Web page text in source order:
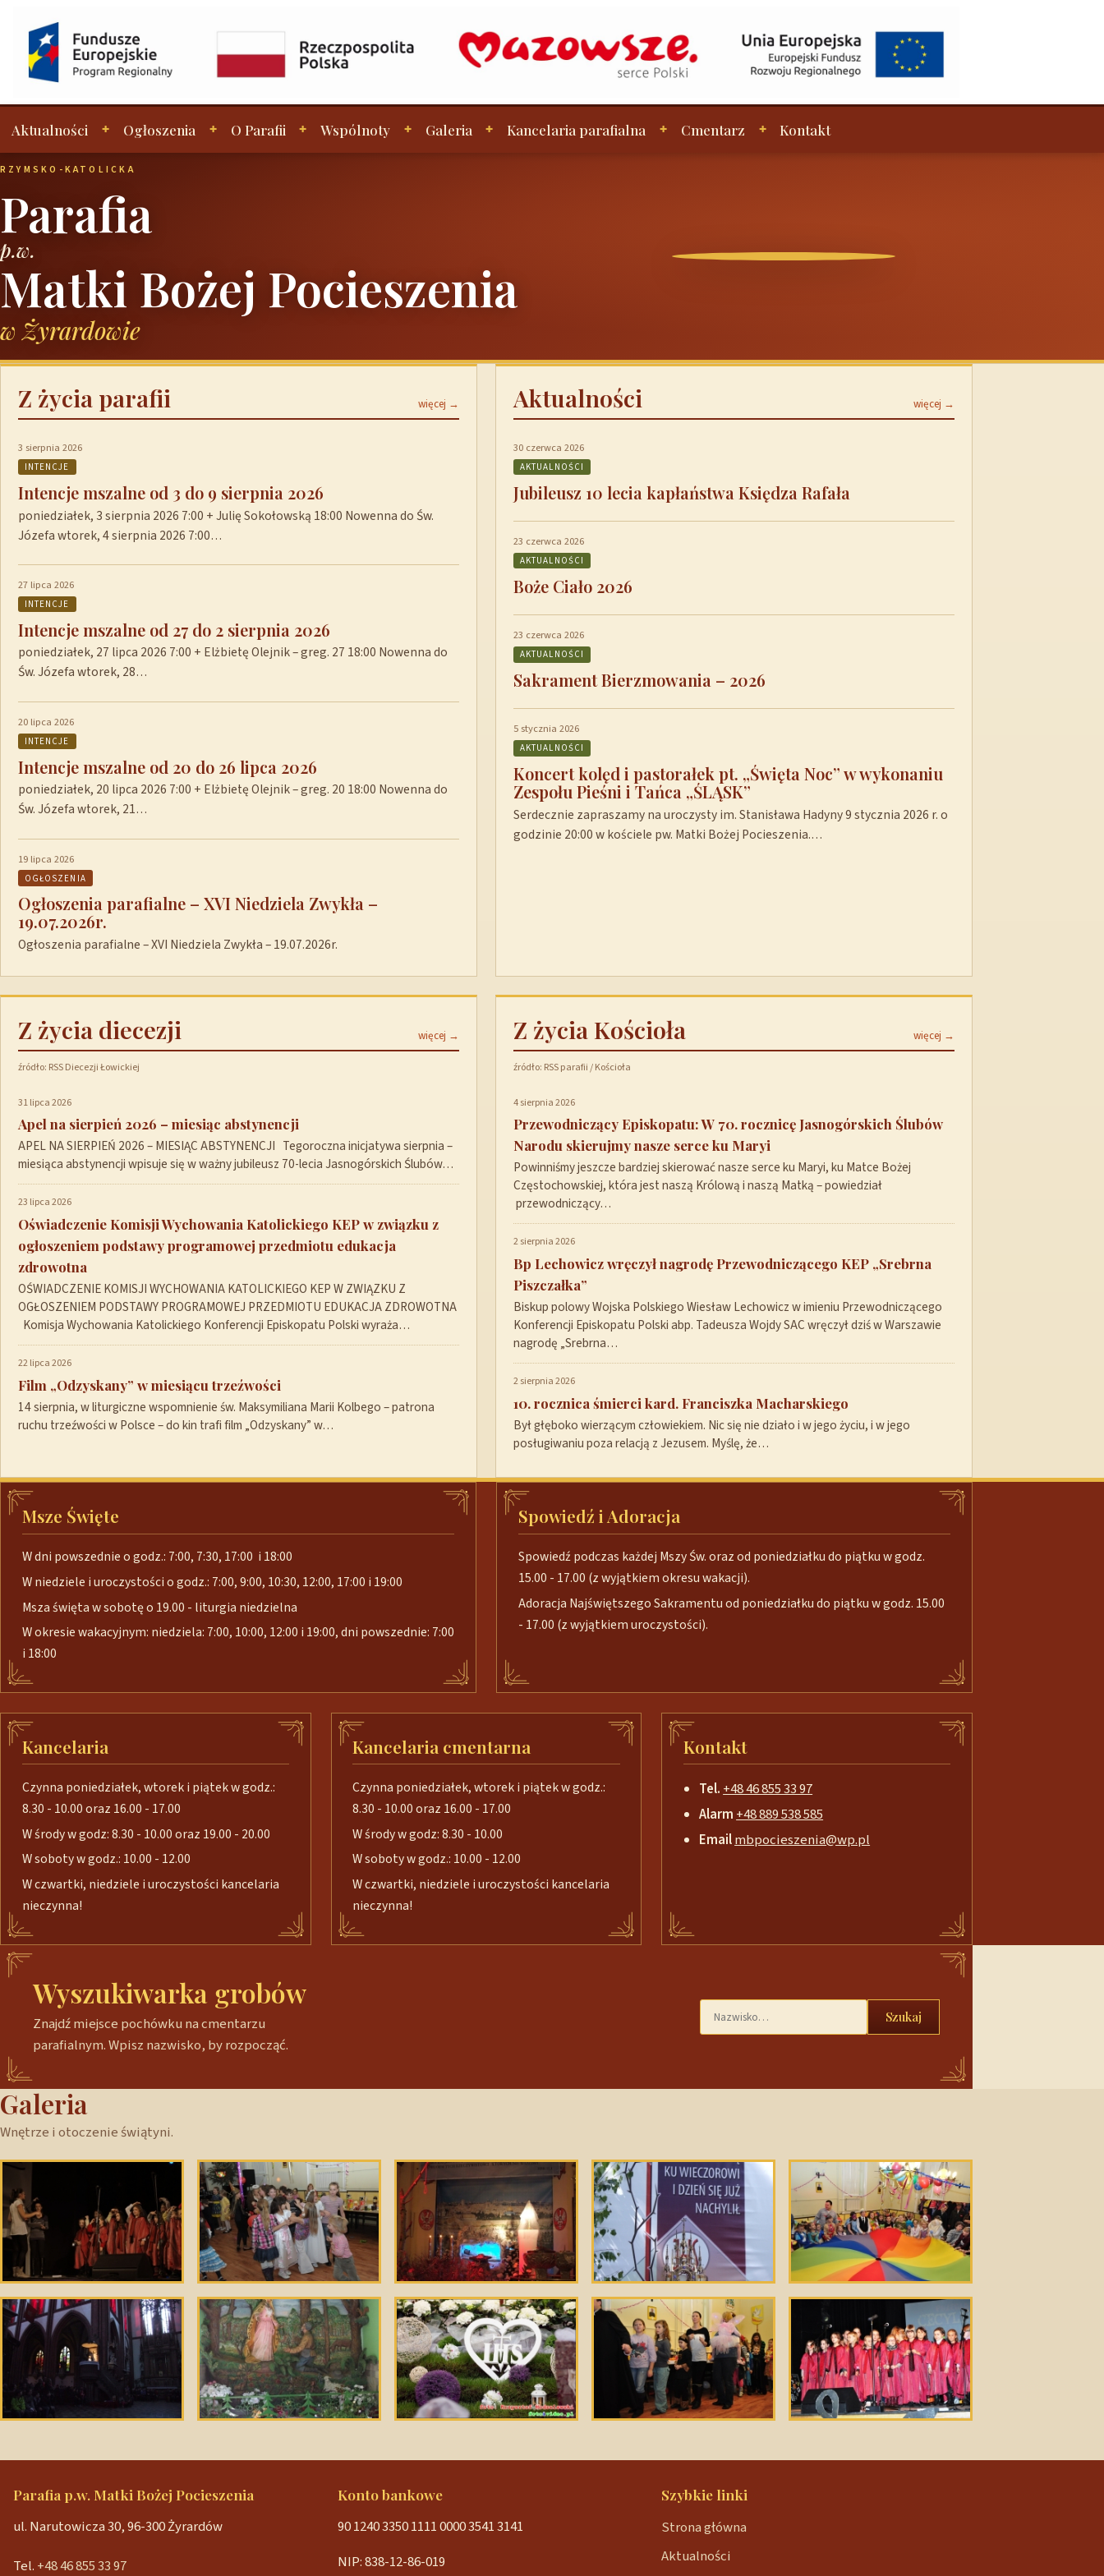
Aktualności Ogłoszenia O Parafii Wspólnoty Galeria Kancelaria parafialna Cmentarz Kontakt
RZYMSKO-KATOLICKA
Parafia
p.w.
Matki Bożej Pocieszenia
w Żyrardowie
Z życia parafii więcej →
3 sierpnia 2026
INTENCJE
Intencje mszalne od 3 do 9 sierpnia 2026
poniedziałek, 3 sierpnia 2026 7:00 + Julię Sokołowską 18:00 Nowenna do Św.
Józefa wtorek, 4 sierpnia 2026 7:00…
27 lipca 2026
INTENCJE
Intencje mszalne od 27 do 2 sierpnia 2026
poniedziałek, 27 lipca 2026 7:00 + Elżbietę Olejnik – greg. 27 18:00 Nowenna do
Św. Józefa wtorek, 28…
20 lipca 2026
INTENCJE
Intencje mszalne od 20 do 26 lipca 2026
poniedziałek, 20 lipca 2026 7:00 + Elżbietę Olejnik – greg. 20 18:00 Nowenna do
Św. Józefa wtorek, 21…
19 lipca 2026
OGŁOSZENIA
Ogłoszenia parafialne – XVI Niedziela Zwykła –
19.07.2026r.
Ogłoszenia parafialne – XVI Niedziela Zwykła – 19.07.2026r.
Aktualności więcej →
30 czerwca 2026
AKTUALNOŚCI
Jubileusz 10 lecia kapłaństwa Księdza Rafała
23 czerwca 2026
AKTUALNOŚCI
Boże Ciało 2026
23 czerwca 2026
AKTUALNOŚCI
Sakrament Bierzmowania – 2026
5 stycznia 2026
AKTUALNOŚCI
Koncert kolęd i pastorałek pt. „Święta Noc” w wykonaniu
Zespołu Pieśni i Tańca „ŚLĄSK”
Serdecznie zapraszamy na uroczysty im. Stanisława Hadyny 9 stycznia 2026 r. o
godzinie 20:00 w kościele pw. Matki Bożej Pocieszenia.…
Z życia diecezji więcej →
źródło: RSS Diecezji Łowickiej
31 lipca 2026
Apel na sierpień 2026 – miesiąc abstynencji
APEL NA SIERPIEŃ 2026 – MIESIĄC ABSTYNENCJI Tegoroczna inicjatywa sierpnia –
miesiąca abstynencji wpisuje się w ważny jubileusz 70-lecia Jasnogórskich Ślubów…
23 lipca 2026
Oświadczenie Komisji Wychowania Katolickiego KEP w związku z
ogłoszeniem podstawy programowej przedmiotu edukacja
zdrowotna
OŚWIADCZENIE KOMISJI WYCHOWANIA KATOLICKIEGO KEP W ZWIĄZKU Z
OGŁOSZENIEM PODSTAWY PROGRAMOWEJ PRZEDMIOTU EDUKACJA ZDROWOTNA
Komisja Wychowania Katolickiego Konferencji Episkopatu Polski wyraża…
22 lipca 2026
Film „Odzyskany” w miesiącu trzeźwości
14 sierpnia, w liturgiczne wspomnienie św. Maksymiliana Marii Kolbego – patrona
ruchu trzeźwości w Polsce – do kin trafi film „Odzyskany” w…
Z życia Kościoła więcej →
źródło: RSS parafii / Kościoła
4 sierpnia 2026
Przewodniczący Episkopatu: W 70. rocznicę Jasnogórskich Ślubów
Narodu skierujmy nasze serce ku Maryi
Powinniśmy jeszcze bardziej skierować nasze serce ku Maryi, ku Matce Bożej
Częstochowskiej, która jest naszą Królową i naszą Matką – powiedział
przewodniczący…
2 sierpnia 2026
Bp Lechowicz wręczył nagrodę Przewodniczącego KEP „Srebrna
Piszczałka”
Biskup polowy Wojska Polskiego Wiesław Lechowicz w imieniu Przewodniczącego
Konferencji Episkopatu Polski abp. Tadeusza Wojdy SAC wręczył dziś w Warszawie
nagrodę „Srebrna…
2 sierpnia 2026
10. rocznica śmierci kard. Franciszka Macharskiego
Był głęboko wierzącym człowiekiem. Nic się nie działo i w jego życiu, i w jego
posługiwaniu poza relacją z Jezusem. Myślę, że…
Msze Święte
W dni powszednie o godz.: 7:00, 7:30, 17:00 i 18:00
W niedziele i uroczystości o godz.: 7:00, 9:00, 10:30, 12:00, 17:00 i 19:00
Msza święta w sobotę o 19.00 - liturgia niedzielna
W okresie wakacyjnym: niedziela: 7:00, 10:00, 12:00 i 19:00, dni powszednie: 7:00
i 18:00
Spowiedź i Adoracja
Spowiedź podczas każdej Mszy Św. oraz od poniedziałku do piątku w godz.
15.00 - 17.00 (z wyjątkiem okresu wakacji).
Adoracja Najświętszego Sakramentu od poniedziałku do piątku w godz. 15.00
- 17.00 (z wyjątkiem uroczystości).
Kancelaria
Czynna poniedziałek, wtorek i piątek w godz.:
8.30 - 10.00 oraz 16.00 - 17.00
W środy w godz: 8.30 - 10.00 oraz 19.00 - 20.00
W soboty w godz.: 10.00 - 12.00
W czwartki, niedziele i uroczystości kancelaria
nieczynna!
Kancelaria cmentarna
Czynna poniedziałek, wtorek i piątek w godz.:
8.30 - 10.00 oraz 16.00 - 17.00
W środy w godz: 8.30 - 10.00
W soboty w godz.: 10.00 - 12.00
W czwartki, niedziele i uroczystości kancelaria
nieczynna!
Kontakt
Tel.+48 46 855 33 97
Alarm+48 889 538 585
Emailmbpocieszenia@wp.pl
Wyszukiwarka grobów
Znajdź miejsce pochówku na cmentarzu
parafialnym. Wpisz nazwisko, by rozpocząć.
Szukaj
Galeria
Wnętrze i otoczenie świątyni.
Parafia p.w. Matki Bożej Pocieszenia
ul. Narutowicza 30, 96-300 Żyrardów
Tel. +48 46 855 33 97
Konto bankowe
90 1240 3350 1111 0000 3541 3141
NIP: 838-12-86-019
Szybkie linki
Strona główna
Aktualności